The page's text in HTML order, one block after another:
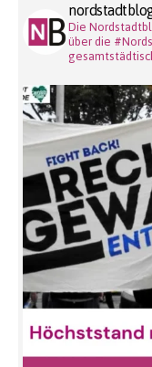
Die
über die